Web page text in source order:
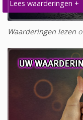
Lees waarderingen +
Waarderingen lezen